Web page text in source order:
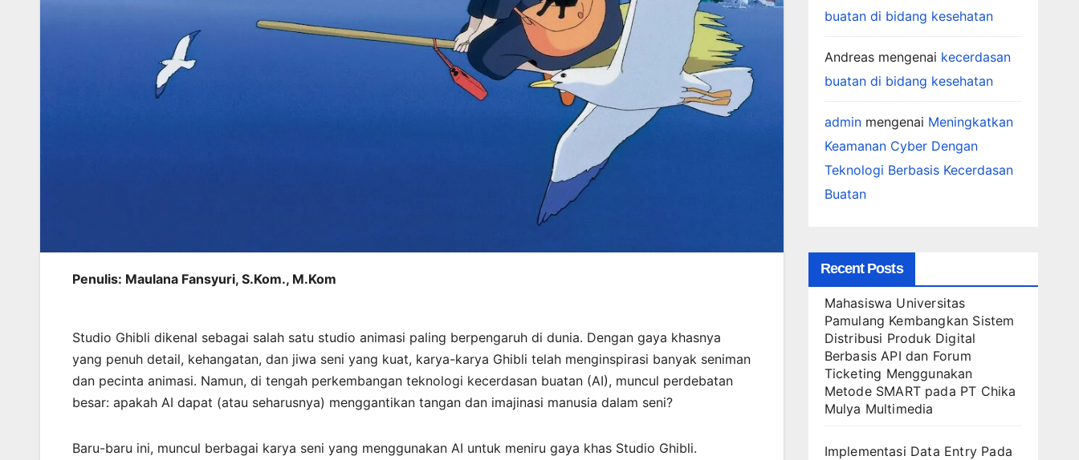
Penulis: Maulana Fansyuri, S.Kom., M.Kom
Studio Ghibli dikenal sebagai salah satu studio animasi paling berpengaruh di dunia. Dengan gaya khasnya
yang penuh detail, kehangatan, dan jiwa seni yang kuat, karya-karya Ghibli telah menginspirasi banyak seniman
dan pecinta animasi. Namun, di tengah perkembangan teknologi kecerdasan buatan (AI), muncul perdebatan
besar: apakah AI dapat (atau seharusnya) menggantikan tangan dan imajinasi manusia dalam seni?
Baru-baru ini, muncul berbagai karya seni yang menggunakan AI untuk meniru gaya khas Studio Ghibli.
buatan di bidang kesehatan
Andreasmengenai kecerdasan
buatan di bidang kesehatan
adminmengenai Meningkatkan
Keamanan Cyber Dengan
Teknologi Berbasis Kecerdasan
Buatan
Recent Posts
Mahasiswa Universitas
Pamulang Kembangkan Sistem
Distribusi Produk Digital
Berbasis API dan Forum
Ticketing Menggunakan
Metode SMART pada PT Chika
Mulya Multimedia
Implementasi Data Entry Pada